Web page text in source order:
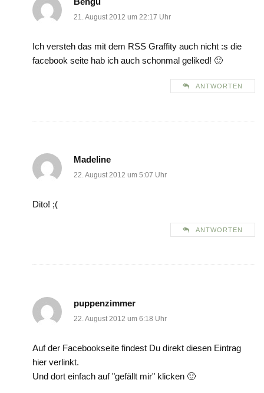
21. August 2012 um 22:17 Uhr
Ich versteh das mit dem RSS Graffity auch nicht :s die
facebook seite hab ich auch schonmal geliked! 🙂
ANTWORTEN
Madeline
22. August 2012 um 5:07 Uhr
Dito! ;(
ANTWORTEN
puppenzimmer
22. August 2012 um 6:18 Uhr
Auf der Facebookseite findest Du direkt diesen Eintrag
hier verlinkt.
Und dort einfach auf "gefällt mir" klicken 🙂